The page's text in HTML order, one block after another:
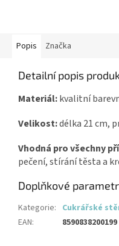
Popis Značka
Detailní popis
Materiál:kvalitní
Velikost:délka 21 cm,
Vhodná pro všechny
pečení, stírání těsta a
Doplňkové
Kategorie: Cukrářské
EAN: 8590838200199